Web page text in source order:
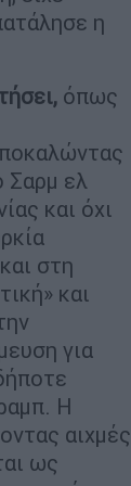
η
όπως
Σαρμ ελ
και όχι
στη
και
για
Η
αιχμές
ως